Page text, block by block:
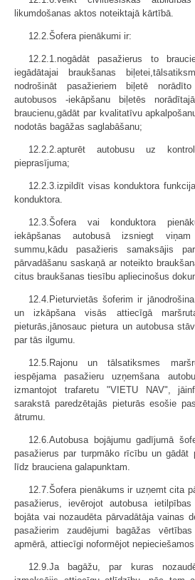
likumdošanas aktos noteiktajā kārtībā.
12.2.Šofera pienākumi ir:
12.2.1.nogādāt pasažierus to
iegādātajai braukšanas
nodrošināt pasažieriem biļetē
autobusos -iekāpšanu biļetēs
braucienu,gādāt par kvalitatīvu
nodotās bagāžas saglabāšanu;
12.2.2.apturēt autobusu uz
pieprasījuma;
12.2.3.izpildīt visas konduktora
konduktora.
12.3.Šofera vai konduktora
iekāpšanas autobusā izsniegt
summu,kādu pasažieris samaksājis
pārvadāšanu saskaņā ar noteikto
citus braukšanas tiesību apliecinošus
12.4.Pieturvietās šoferim ir
un izkāpšana visās attiecīgā
pieturās,jānosauc pietura un autobusa
par tās ilgumu.
12.5.Rajonu un tālsatiksmes
iespējama pasažieru uzņemšana
izmantojot trafaretu "VIETU NAV",
sarakstā paredzētajās pieturās esošie
ātrumu.
12.6.Autobusa bojājumu gadījumā
pasažierus par turpmāko rīcību un gādāt
līdz brauciena galapunktam.
12.7.Šofera pienākums ir uzņemt cita
pasažierus, ievērojot autobusa
bojāta vai nozaudēta pārvadātāja vainas
pasažierim zaudējumi bagāžas
apmērā, attiecīgi noformējot
12.9.Ja bagāžu, par kuras